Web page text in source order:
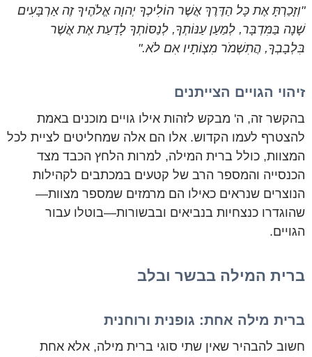
"וְזָכַרְתָּ אֶת כָּל הַדֶּרֶךְ אֲשֶׁר הוֹלִיכְךָ יְהוָה אֱלֹהֶיךָ זֶה אַרְבָּעִים
שָׁנָה בַּמִּדְבָּר, לְמַעַן עַנּוֹתְךָ, לְנַסּוֹתְךָ לָדַעַת אֶת אֲשֶׁר
בִּלְבָבְךָ, הֲתִשְׁמֹר מִצְוֹתָיו אִם לֹא."
זיהוי הגויים הצייתנים
בהקשר זה, ה' מבקש לזהות אילו גויים מוכנים באמת
להצטרף לעמו הקדוש. אלו הם אלה שמחליטים לציית לכל
המצוות, כולל ברית המילה, למרות הלחץ הכבד מצד
הכנסייה והמספר הרב של קטעים במכתבים לקהילות
הנוצרים שנראים כאילו הם מרמזים שמספר מצוות—
שהוגדרו כנצחיות בנביאים ובבשורות—בוטלו עבור
הגויים.
ברית המילה בבשר ובלב
ברית מילה אחת: גופנית ורוחנית
חשוב להבהיר שאין שתי סוגי ברית מילה, אלא אחת